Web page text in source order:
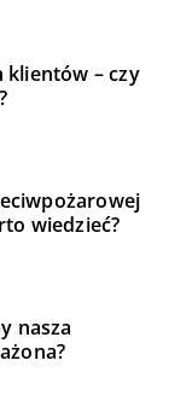
klientów – czy
wiedzieć?
nasza